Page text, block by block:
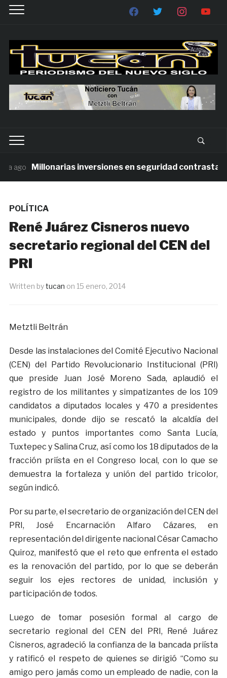
Millonarias inversiones en seguridad contrastan
POLÍTICA
René Juárez Cisneros nuevo
secretario regional del CEN del
PRI
Written bytucan on 15 enero, 2014
Metztli Beltrán
Desde las instalaciones del Comité Ejecutivo Nacional
(CEN) del Partido Revolucionario Institucional (PRI)
que preside Juan José Moreno Sada, aplaudió el
registro de los militantes y simpatizantes de los 109
candidatos a diputados locales y 470 a presidentes
municipales, donde dijo se rescató la alcaldía del
estado y puntos importantes como Santa Lucía,
Tuxtepec y Salina Cruz, así como los 18 diputados de la
fracción priísta en el Congreso local, con lo que se
demuestra la fortaleza y unión del partido tricolor,
según indicó.
Por su parte, el secretario de organización del CEN del
PRI, José Encarnación Alfaro Cázares, en
representación del dirigente nacional César Camacho
Quiroz, manifestó que el reto que enfrenta el estado
es la renovación del partido, por lo que se deberán
seguir los ejes rectores de unidad, inclusión y
participación de todos.
Luego de tomar posesión formal al cargo de
secretario regional del CEN del PRI, René Juárez
Cisneros, agradeció la confianza de la bancada priísta
y ratificó el respeto de quienes se dirigió “Como su
amigo pero jamás como un empleado de nadie, con la